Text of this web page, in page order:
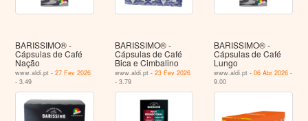
BARISSIMO® -
Cápsulas de Café
Nação
www.aldi.pt -27 Fev 2026
- 3.49
BARISSIMO® -
Cápsulas de Café
Bica e Cimbalino
www.aldi.pt - 23 Fev 2026
- 3.79
BARISSIMO® -
Cápsulas de Café
Lungo
www.aldi.pt -06 Abr 2026 -
9.00